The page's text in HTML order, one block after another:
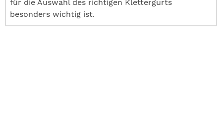
für die Auswahl des richtigen Klettergurts
besonders wichtig ist.